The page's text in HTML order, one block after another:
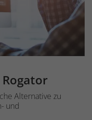
Alternative zu
und